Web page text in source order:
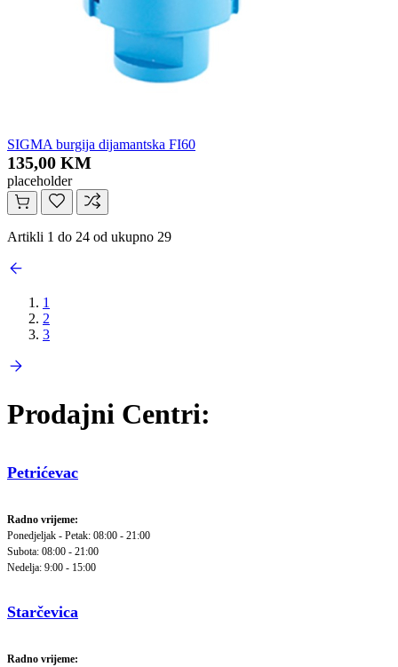
SIGMA burgija dijamantska FI60
135,00 KM
placeholder
Artikli 1 do 24 od ukupno 29
1
2
3
Prodajni Centri:
Petrićevac
Radno vrijeme:
Ponedjeljak - Petak: 08:00 - 21:00
Subota: 08:00 - 21:00
Nedelja: 9:00 - 15:00
Starčevica
Radno vrijeme: